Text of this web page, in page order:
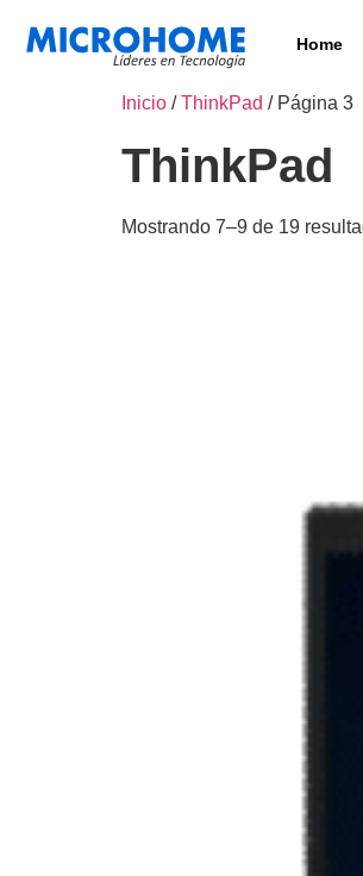
Home
Inicio /ThinkPad / Página 3
ThinkPad
Mostrando 7–9 de 19